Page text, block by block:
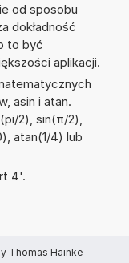
od sposobu
dokładność
to być
aplikacji.
asin i atan.
2), sin(π/2),
atan(1/4) lub
4'.
Thomas Hainke